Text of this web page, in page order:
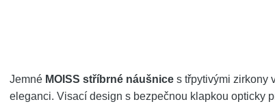
Jemné MOISS stříbrné náušnice s třpytivými zirkony
eleganci. Visací design s bezpečnou klapkou opticky